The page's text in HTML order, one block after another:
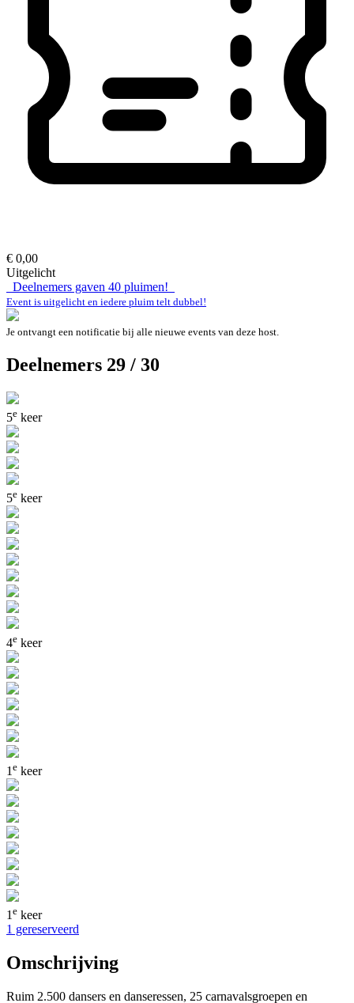
€ 0,00
Uitgelicht
Deelnemers gaven 40 pluimen!
Event is uitgelicht en iedere pluim telt dubbel!
Je ontvangt een notificatie bij alle nieuwe events van deze host.
Deelnemers 29 / 30
5e keer
5e keer
4e keer
1 e keer
1 e keer
1 gereserveerd
Omschrijving
Ruim 2.500 dansers en danseressen, 25 carnavalsgroepen en